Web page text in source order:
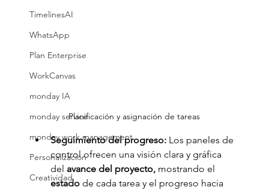
TimelinesAI
WhatsApp
Plan Enterprise
WorkCanvas
monday IA
monday service
monday work management
Personalización
Creatividad
Planificación y asignación de tareas
Seguimiento del progreso: Los paneles de
control ofrecen una visión clara y gráfica
del avance del proyecto, mostrando el
estado de cada tarea y el progreso hacia